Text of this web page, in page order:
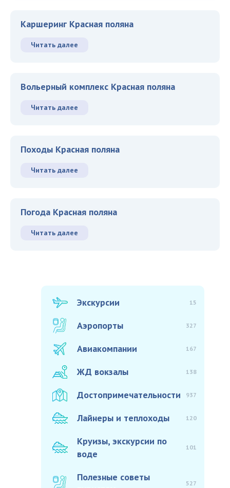
Каршеринг Красная поляна
Читать далее
Вольерный комплекс Красная поляна
Читать далее
Походы Красная поляна
Читать далее
Погода Красная поляна
Читать далее
Экскурсии 15
Аэропорты 327
Авиакомпании 167
ЖД вокзалы 138
Достопримечательности 937
Лайнеры и теплоходы 120
Круизы, экскурсии по
воде
101
Полезные советы
527